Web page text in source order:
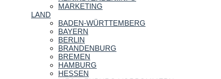
MARKETING
LAND
BADEN-WÜRTTEMBERG
BAYERN
BERLIN
BRANDENBURG
BREMEN
HAMBURG
HESSEN